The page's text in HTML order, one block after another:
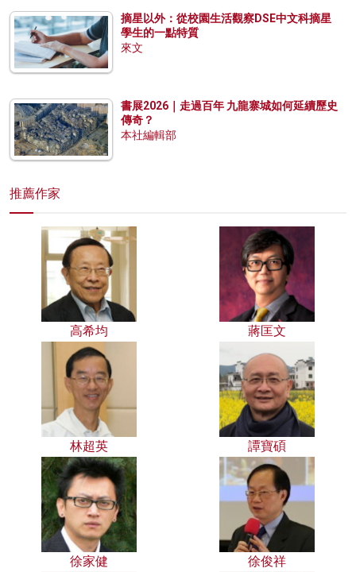
摘星以外：從校園生活觀察DSE中文科摘星
學生的一點特質
來文
書展2026｜走過百年 九龍寨城如何延續歷史
傳奇？
本社編輯部
推薦作家
高希均 蔣匡文
林超英 譚寶碩
徐家健 徐俊祥